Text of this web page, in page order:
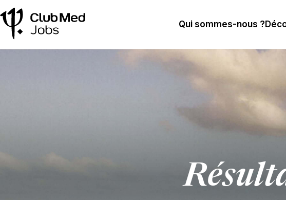
Qui sommes-nous ?